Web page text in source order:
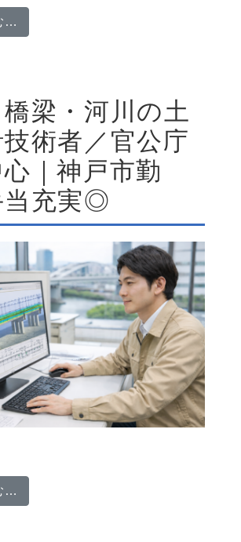
…
梁・河川の土
術者／官公庁
｜神戸市勤
当充実◎
…